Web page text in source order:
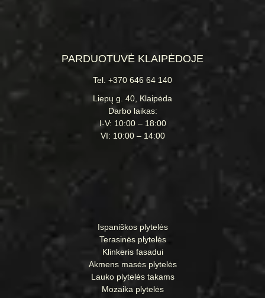
PARDUOTUVĖ KLAIPĖDOJE
Tel. +370 646 64 140
Liepų g. 40, Klaipėda
Darbo laikas:
I-V: 10:00 – 18:00
VI: 10:00 – 14:00
Ispaniškos plytelės
Terasinės plytelės
Klinkeris fasadui
Akmens masės plytelės
Lauko plytelės takams
Mozaika plytelės